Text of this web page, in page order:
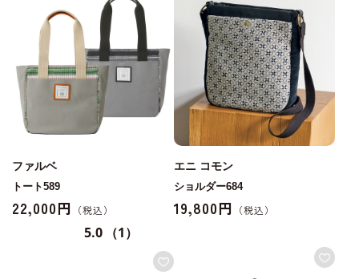
ファルベ
トート589
22,000円
5.0 （1）
エニ コモン
ショルダー684
19,800円